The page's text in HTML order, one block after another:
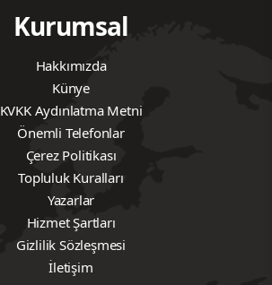
Kurumsal
Hakkımızda
Künye
KVKK Aydınlatma Metni
Önemli Telefonlar
Çerez Politikası
Topluluk Kuralları
Yazarlar
Hizmet Şartları
Gizlilik Sözleşmesi
İletişim